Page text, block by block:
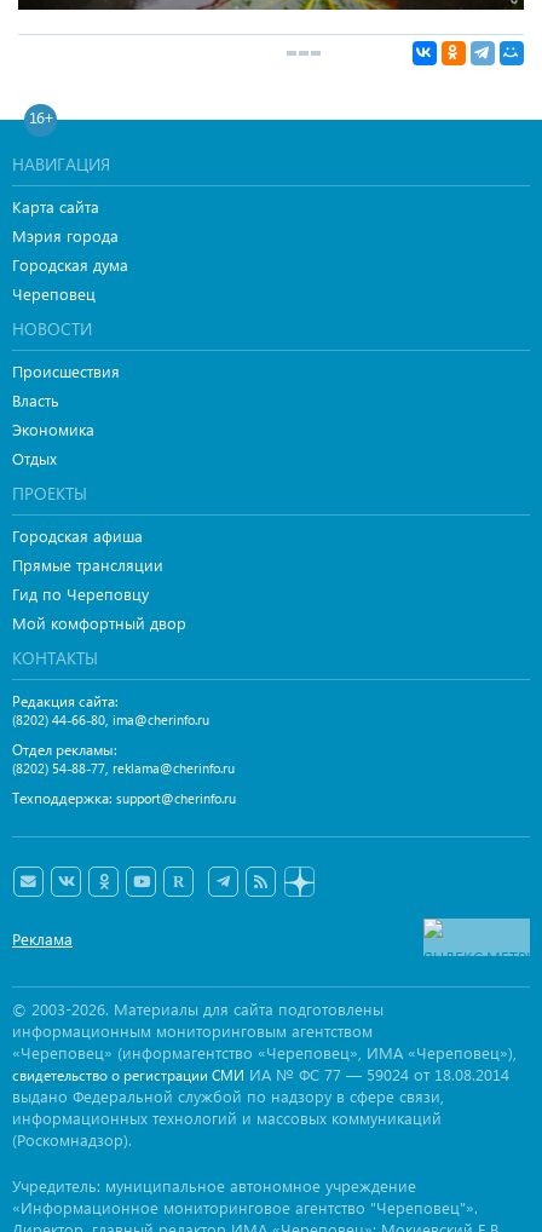
16+
НАВИГАЦИЯ
Карта сайта
Мэрия города
Городская дума
Череповец
НОВОСТИ
Происшествия
Власть
Экономика
Отдых
ПРОЕКТЫ
Городская афиша
Прямые трансляции
Гид по Череповцу
Мой комфортный двор
КОНТАКТЫ
Редакция сайта:
(8202) 44-66-80 ima@cherinfo.ru
Отдел рекламы:
(8202) 54-88-77 reklama@cherinfo.ru
Техподдержка: support@cherinfo.ru
Реклама
© 2003-2026. Материалы для сайта подготовлены
информационным мониторинговым агентством
«Череповец» (информагентство «Череповец», ИМА «Череповец»),
свидетельство о регистрации СМИ ИА № ФС 77 — 59024 от 18.08.2014
выдано Федеральной службой по надзору в сфере связи,
информационных технологий и массовых коммуникаций
(Роскомнадзор).
Учредитель: муниципальное автономное учреждение
«Информационное мониторинговое агентство "Череповец"».